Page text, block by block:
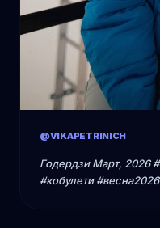
@VIKAPETRINICH
Годердзи Март, 2026 #грузия #аджария #батуми
#кобулети #весна2026